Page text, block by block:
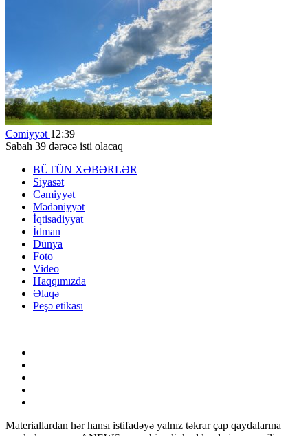
Cəmiyyət 12:39
Sabah 39 dərəcə isti olacaq
BÜTÜN XƏBƏRLƏR
Siyasət
Cəmiyyət
Mədəniyyət
İqtisadiyyat
İdman
Dünya
Foto
Video
Haqqımızda
Əlaqə
Peşə etikası
Materiallardan hər hansı istifadəyə yalnız təkrar çap qaydalarına